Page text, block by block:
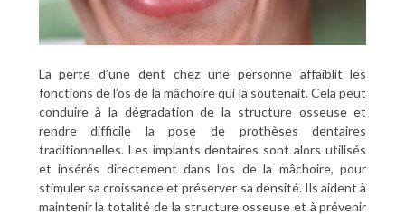
La perte d’une dent chez une personne affaiblit les
fonctions de l’os de la mâchoire qui la soutenait. Cela peut
conduire à la dégradation de la structure osseuse et
rendre difficile la pose de prothèses dentaires
traditionnelles. Les implants dentaires sont alors utilisés
et insérés directement dans l’os de la mâchoire, pour
stimuler sa croissance et préserver sa densité. Ils aident à
maintenir la totalité de la structure osseuse et à prévenir